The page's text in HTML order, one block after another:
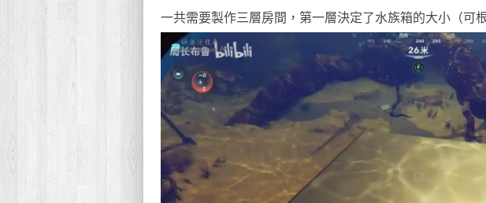
一共需要製作三層房間，第一層決定了水族箱的大小（可